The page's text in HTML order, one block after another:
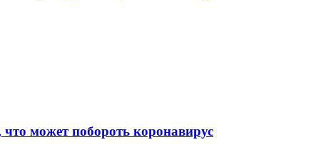
что может побороть коронавирус